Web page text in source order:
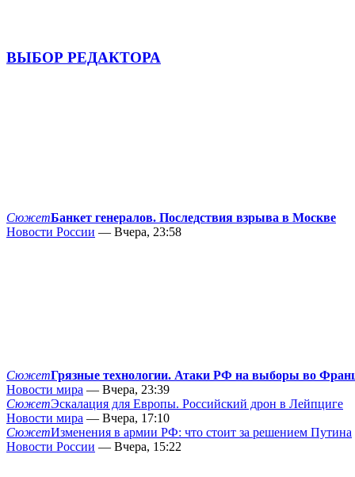
ВЫБОР РЕДАКТОРА
СюжетБанкет генералов. Последствия взрыва в Москве
Новости России — Вчера, 23:58
СюжетГрязные технологии. Атаки РФ на выборы во
Новости мира — Вчера, 23:39
СюжетЭскалация для Европы. Российский дрон в Лейпциге
Новости мира — Вчера, 17:10
СюжетИзменения в армии РФ: что стоит за решением Путина
Новости России — Вчера, 15:22